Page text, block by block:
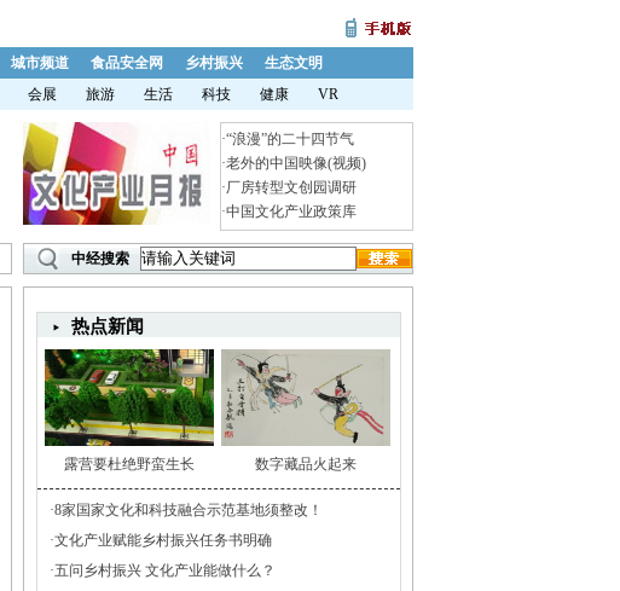
城市频道 食品安全网 乡村振兴
生态文明
会展 旅游 生活 科技 健康 VR
·“浪漫”的二十四节气
·老外的中国映像(视频)
·厂房转型文创园调研
·中国文化产业政策库
中经搜索
热点新闻
露营要杜绝野蛮生长 数字藏品火起来
·8家国家文化和科技融合示范基地须整改！
·文化产业赋能乡村振兴任务书明确
·五问乡村振兴 文化产业能做什么？